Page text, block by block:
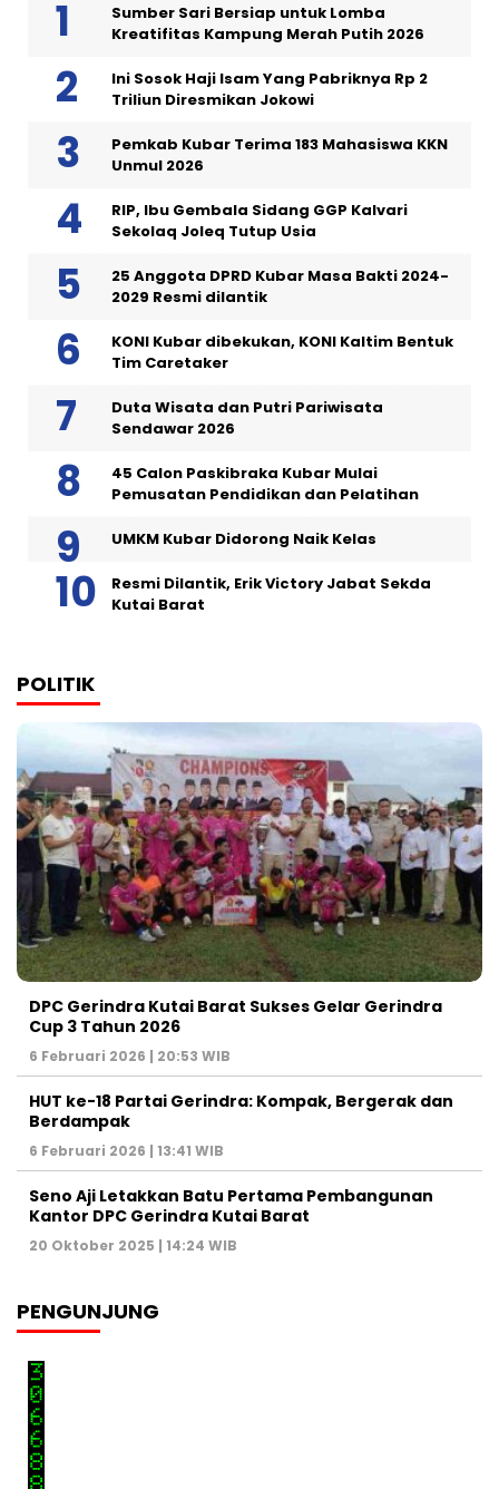
Sumber Sari Bersiap untuk Lomba
Kreatifitas Kampung Merah Putih 2026
Ini Sosok Haji Isam Yang Pabriknya Rp 2
Triliun Diresmikan Jokowi
Pemkab Kubar Terima 183 Mahasiswa KKN
Unmul 2026
RIP, Ibu Gembala Sidang GGP Kalvari
Sekolaq Joleq Tutup Usia
25 Anggota DPRD Kubar Masa Bakti 2024-
2029 Resmi dilantik
KONI Kubar dibekukan, KONI Kaltim Bentuk
Tim Caretaker
Duta Wisata dan Putri Pariwisata
Sendawar 2026
45 Calon Paskibraka Kubar Mulai
Pemusatan Pendidikan dan Pelatihan
UMKM Kubar Didorong Naik Kelas
Resmi Dilantik, Erik Victory Jabat Sekda
Kutai Barat
POLITIK
DPC Gerindra Kutai Barat Sukses Gelar Gerindra
Cup 3 Tahun 2026
6 Februari 2026 | 20:53 WIB
HUT ke-18 Partai Gerindra: Kompak, Bergerak dan
Berdampak
6 Februari 2026 | 13:41 WIB
Seno Aji Letakkan Batu Pertama Pembangunan
Kantor DPC Gerindra Kutai Barat
20 Oktober 2025 | 14:24 WIB
PENGUNJUNG